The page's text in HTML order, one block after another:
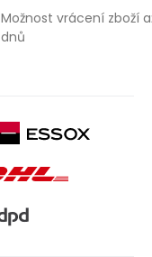
Možnost vrácení zboží
dnů